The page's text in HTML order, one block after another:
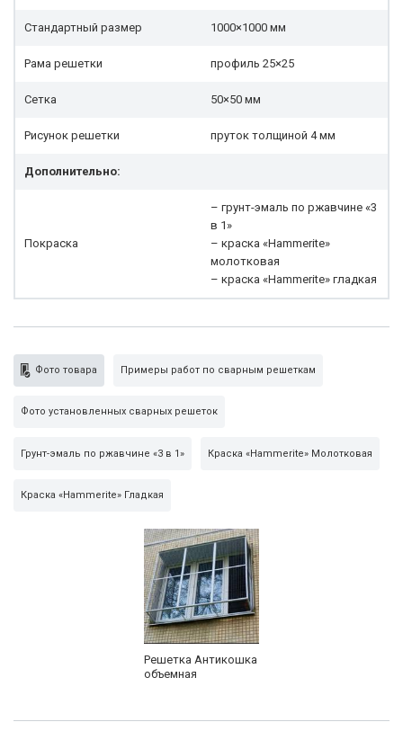
Стандартный размер 1000×1000 мм
Рама решетки профиль 25×25
Сетка 50×50 мм
Рисунок решетки пруток толщиной 4 мм
Дополнительно:
Покраска
– грунт-эмаль по ржавчине «3
в 1»
– краска «Hammerite»
молотковая
– краска «Hammerite» гладкая
Фото товара Примеры работ по сварным решеткам
Фото установленных сварных решеток
Грунт-эмаль по ржавчине «3 в 1» Краска «Hammerite» Молотковая
Краска «Hammerite» Гладкая
Решетка Антикошка
объемная